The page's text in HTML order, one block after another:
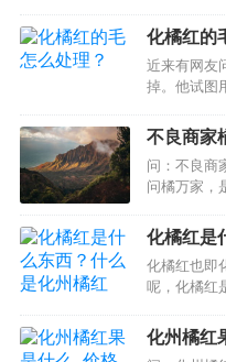
化橘红的
近来有网友
掉。他试图
分，是不需
喝，直接类
道化橘红关
不良商家
问：不良商
问橘万家，
是很多吧，
么做的好处
货，实际上
了不少，一
化橘红是
化橘红也即
呢，化橘红
咳、健脾消
曾列为宫廷
化州橘红